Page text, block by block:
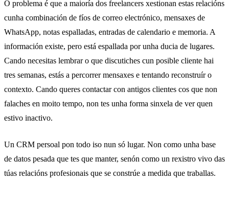
O problema é que a maioría dos freelancers xestionan estas relacións
cunha combinación de fíos de correo electrónico, mensaxes de
WhatsApp, notas espalladas, entradas de calendario e memoria. A
información existe, pero está espallada por unha ducia de lugares.
Cando necesitas lembrar o que discutiches cun posible cliente hai
tres semanas, estás a percorrer mensaxes e tentando reconstruír o
contexto. Cando queres contactar con antigos clientes cos que non
falaches en moito tempo, non tes unha forma sinxela de ver quen
estivo inactivo.
Un CRM persoal pon todo iso nun só lugar. Non como unha base
de datos pesada que tes que manter, senón como un rexistro vivo das
túas relacións profesionais que se constrúe a medida que traballas.